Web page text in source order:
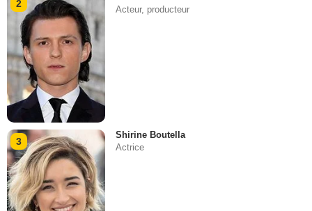
2
Acteur, producteur
3
Shirine Boutella
Actrice